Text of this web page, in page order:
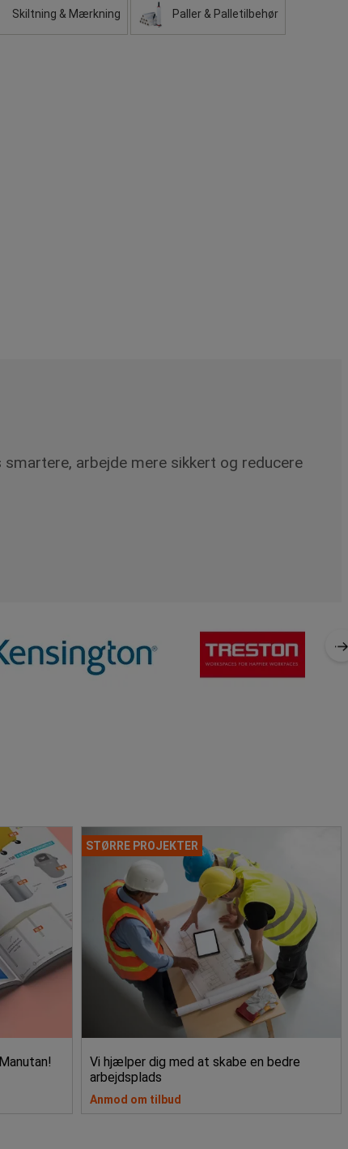
Skiltning & Mærkning Paller & Palletilbehør
arbejde mere sikkert og reducere
STØRRE PROJEKTER
Vi hjælper dig med at skabe en bedre
arbejdsplads
Anmod om tilbud